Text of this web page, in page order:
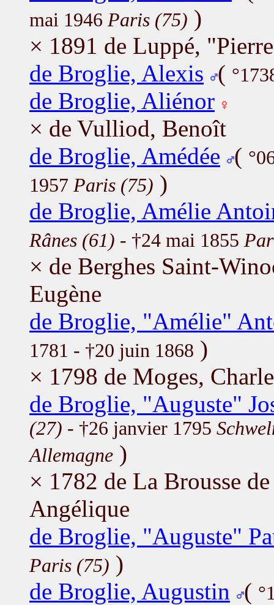
mai 1946 Paris (75) )
× 1891 de Luppé,
de Broglie, Alexis (
de Broglie, Aliénor
× de Vulliod, Benoît
de Broglie, Amédée (
1957 Paris (75) )
de Broglie, Amélie
Rânes (61) - †24 mai 1855
× de Berghes Saint-
Eugène
de Broglie, "Amélie"
1781 - †20 juin 1868 )
× 1798 de Moges,
de Broglie, "Auguste"
(27) - †26 janvier 1795
Allemagne )
× 1782 de La Brousse
Angélique
de Broglie, "Auguste"
Paris (75) )
de Broglie, Augustin
(